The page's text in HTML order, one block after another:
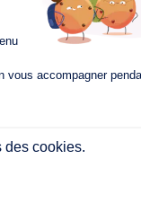
NOS AGENCES 44
Agence de Nantes